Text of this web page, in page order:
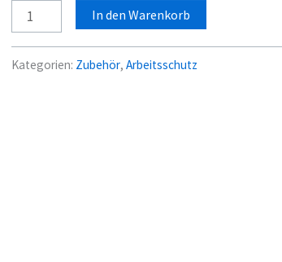
Gerson
Einweg
Lackiermaske
In den Warenkorb
Kategorien: Zubehör, Arbeitsschutz